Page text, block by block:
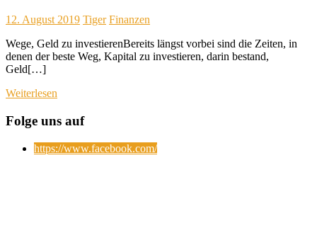
12. August 2019 Tiger Finanzen
Wege, Geld zu investierenBereits längst vorbei sind die Zeiten, in
denen der beste Weg, Kapital zu investieren, darin bestand,
Geld[…]
Weiterlesen
Folge uns auf
https://www.facebook.com/